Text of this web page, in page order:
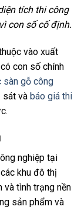
tích thi công
con số cố định.
vào xuất
con số chính
sàn gỗ công
sát và báo giá thi
nghiệp tại
khu đô thị
và tình trạng nền
sản phẩm và